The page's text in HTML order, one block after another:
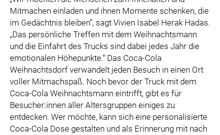
Mitmachen einladen und ihnen Momente schenken, die
im Gedächtnis bleiben“, sagt Vivien Isabel Herak Hadas.
„Das persönliche Treffen mit dem Weihnachtsmann
und die Einfahrt des Trucks sind dabei jedes Jahr die
emotionalen Höhepunkte.“ Das Coca-Cola
Weihnachtsdorf verwandelt jeden Besuch in einen Ort
voller Mitmachspaß. Noch bevor der Truck mit dem
Coca-Cola Weihnachtsmann eintrifft, gibt es für
Besucher:innen aller Altersgruppen einiges zu
entdecken. Wer möchte, kann sich eine personalisierte
Coca-Cola Dose gestalten und als Erinnerung mit nach